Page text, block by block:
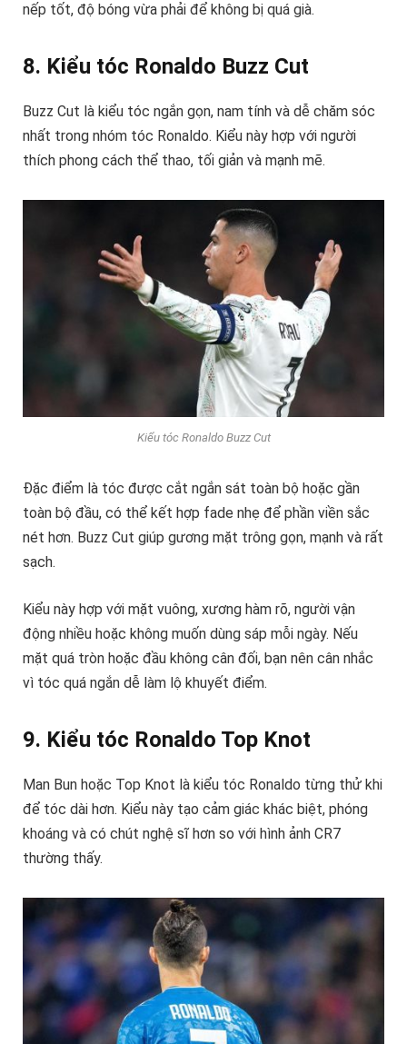
nếp tốt, độ bóng vừa phải để không bị quá già.
8. Kiểu tóc Ronaldo Buzz Cut
Buzz Cut là kiểu tóc ngắn gọn, nam tính và dễ chăm sóc
nhất trong nhóm tóc Ronaldo. Kiểu này hợp với người
thích phong cách thể thao, tối giản và mạnh mẽ.
Kiểu tóc Ronaldo Buzz Cut
Đặc điểm là tóc được cắt ngắn sát toàn bộ hoặc gần
toàn bộ đầu, có thể kết hợp fade nhẹ để phần viền sắc
nét hơn. Buzz Cut giúp gương mặt trông gọn, mạnh và rất
sạch.
Kiểu này hợp với mặt vuông, xương hàm rõ, người vận
động nhiều hoặc không muốn dùng sáp mỗi ngày. Nếu
mặt quá tròn hoặc đầu không cân đối, bạn nên cân nhắc
vì tóc quá ngắn dễ làm lộ khuyết điểm.
9. Kiểu tóc Ronaldo Top Knot
Man Bun hoặc Top Knot là kiểu tóc Ronaldo từng thử khi
để tóc dài hơn. Kiểu này tạo cảm giác khác biệt, phóng
khoáng và có chút nghệ sĩ hơn so với hình ảnh CR7
thường thấy.